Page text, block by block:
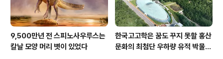
9,500만년 전 스피노사우루스는
칼날 모양 머리 볏이 있었다
한국고고학은 꿈도 꾸지 못할 홍산
문화의 최첨단 우하량 유적 박물관